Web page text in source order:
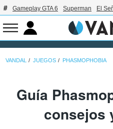
Gameplay GTA 6 Superman El
VANDAL JUEGOS PHASMOPHOBIA
Guía
consejos